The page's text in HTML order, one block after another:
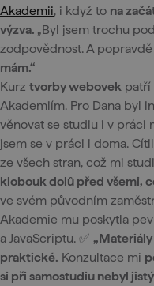
Akademii, i když to na
výzva. „Byl jsem trochu
zodpovědnost. A popravdě
mám.“
Kurz tvorby webovek patří
Akademiím. Pro Dana byl
věnovat se studiu i v práci
jsem se v práci i doma.
ze všech stran, což mi
klobouk dolů před všemi,
ve svém původním
Akademie mu poskytla
a JavaScriptu. ✅
praktické. Konzultace mi
si při samostudiu nebyl